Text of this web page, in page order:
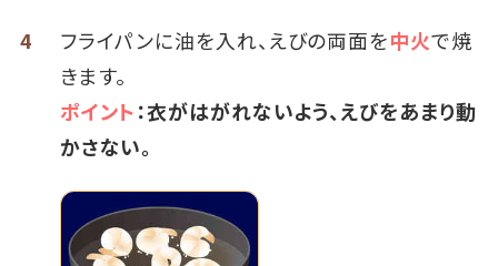
4 フライパンに油を入れ、えびの両面を中火で焼
きます。
ポイント：衣がはがれないよう、えびをあまり動
かさない。